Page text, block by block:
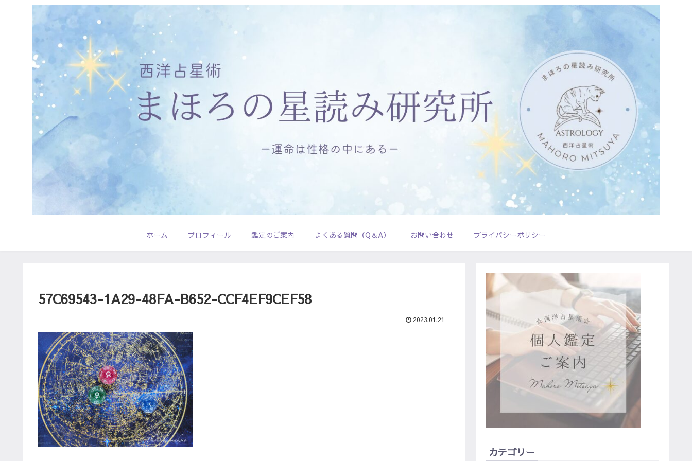
ホーム プロフィール 鑑定のご案内 よくある質問（Q＆A） お問い合わせ プライバシーポリシー
57C69543-1A29-48FA-B652-CCF4EF9CEF58
2023.01.21
カテゴリー